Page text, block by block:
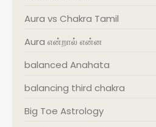
Aura vs Chakra Tamil
Aura என்றால் என்ன
balanced Anahata
balancing third chakra
Big Toe Astrology